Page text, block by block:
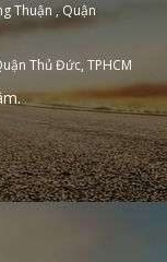
Thuận , Quận
Thủ Đức, TPHCM